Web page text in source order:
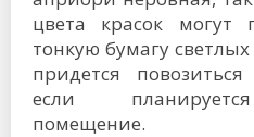
цвета красок могут
тонкую бумагу
придется
если
помещение.